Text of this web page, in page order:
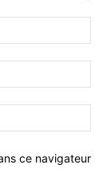
:*
:*
:
ce navigateur